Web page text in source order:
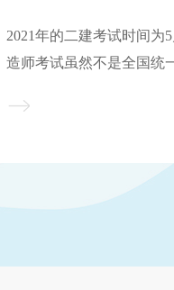
2021年的二建考试时间为
造师考试虽然不是全国统
布相关通知，但是基本可